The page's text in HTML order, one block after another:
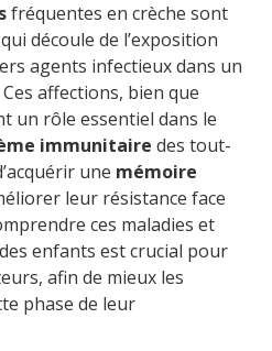
fréquentes en crèche sont
découle de l’exposition
agents infectieux dans un
affections, bien que
un rôle essentiel dans le
immunitaire des tout-
une mémoire
leur résistance face
ces maladies et
enfants est crucial pour
afin de mieux les
phase de leur